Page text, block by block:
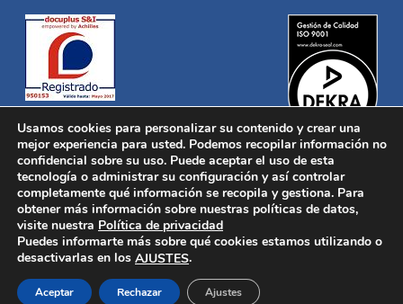
Distronica © 2016 Todos los derechos reservados.Aviso legal
Política de privacidad|Política de Cookies
Desarrollado porNucleosoft
Inicio
Quiénes Somos
Distribución
Usamos cookies para personalizar su contenido y crear una
mejor experiencia para usted. Podemos recopilar información no
confidencial sobre su uso. Puede aceptar el uso de esta
tecnología o administrar su configuración y así controlar
completamente qué información se recopila y gestiona. Para
obtener más información sobre nuestras políticas de datos,
visite nuestra Política de privacidad
Puedes informarte más sobre qué cookies estamos utilizando o
desactivarlas en los AJUSTES.
Aceptar Rechazar Ajustes